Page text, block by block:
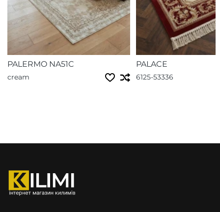
PALERMO NA51C
cream
PALACE
6125-53336